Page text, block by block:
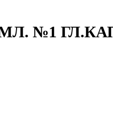
№1